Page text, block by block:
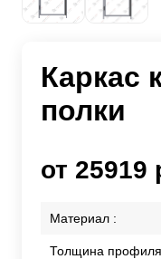
Каркас
полки
от 25919
Материал :
Толщина